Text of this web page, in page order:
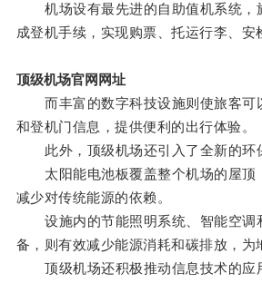
机场设有最先进的自助值机系统，
成登机手续，实现购票、托运行李、安
顶级机场官网网址
而丰富的数字科技设施则使旅客可
和登机门信息，提供便利的出行体验。
此外，顶级机场还引入了全新的环
太阳能电池板覆盖整个机场的屋顶
减少对传统能源的依赖。
设施内的节能照明系统、智能空调
备，则有效减少能源消耗和碳排放，为
顶级机场还积极推动信息技术的应